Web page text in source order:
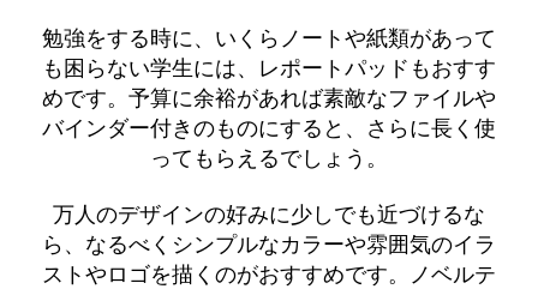
勉強をする時に、いくらノートや紙類があって
も困らない学生には、レポートパッドもおすす
めです。予算に余裕があれば素敵なファイルや
バインダー付きのものにすると、さらに長く使
ってもらえるでしょう。
万人のデザインの好みに少しでも近づけるな
ら、なるべくシンプルなカラーや雰囲気のイラ
ストやロゴを描くのがおすすめです。ノベルテ